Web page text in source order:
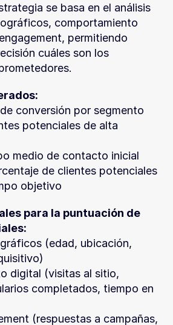
se basa en el análisis
comportamiento
permitiendo
cuáles son los
conversión por segmento
potenciales de alta
medio de contacto inicial
de clientes potenciales
objetivo
para la puntuación de
(edad, ubicación,
digital (visitas al sitio,
completados, tiempo en
(respuestas a campañas,